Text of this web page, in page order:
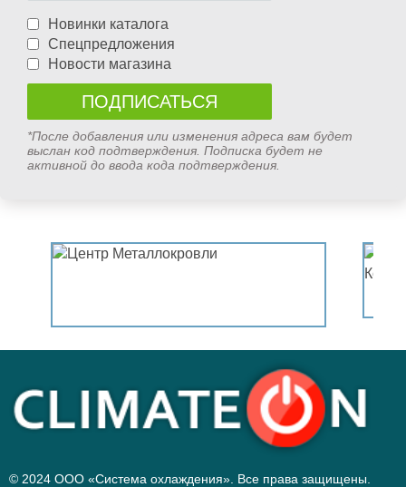
Новинки каталога
Спецпредложения
Новости магазина
*После добавления или изменения адреса вам будет
выслан код подтверждения. Подписка будет не
активной до ввода кода подтверждения.
© 2024 ООО «Система охлаждения». Все права защищены.